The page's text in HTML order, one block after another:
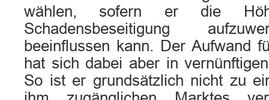
wählen, sofern er die
Schadensbeseitigung
beeinflussen kann. Der Aufwand
hat sich dabei aber in
So ist er grundsätzlich nicht zu